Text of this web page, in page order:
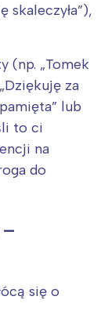
skaleczyła”),
(np. „Tomek
za
lub
to ci
na
do
się o